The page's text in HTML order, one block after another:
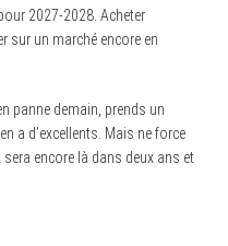
2027-2028. Acheter
sur un marché encore en
panne demain, prends un
a d’excellents. Mais ne force
sera encore là dans deux ans et